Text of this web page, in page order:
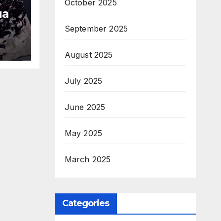
October 2025
September 2025
August 2025
July 2025
June 2025
May 2025
March 2025
Categories